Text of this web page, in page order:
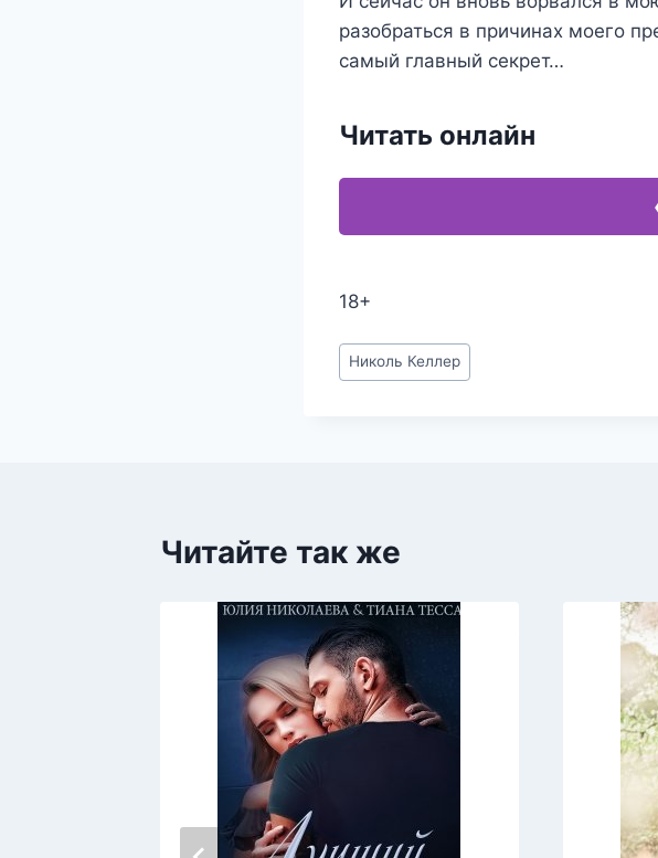
разобраться в причинах моего
самый главный секрет…
Читать онлайн
18+
Метки
записи:
Николь Келлер
Читайте так же